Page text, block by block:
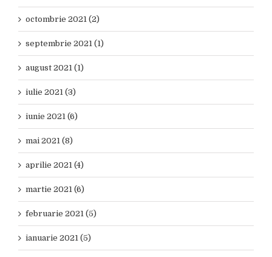
octombrie 2021 (2)
septembrie 2021 (1)
august 2021 (1)
iulie 2021 (3)
iunie 2021 (6)
mai 2021 (8)
aprilie 2021 (4)
martie 2021 (6)
februarie 2021 (5)
ianuarie 2021 (5)